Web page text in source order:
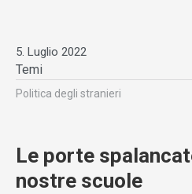
5. Luglio 2022
Temi
Politica degli stranieri
Le porte
nostre scuole